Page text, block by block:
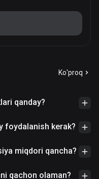
Ko'proq
qanday?
foydalanish kerak?
miqdori qancha?
qachon olaman?